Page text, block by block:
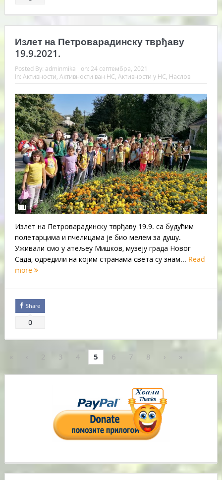
Излет на Петроварадинску тврђаву
19.9.2021.
Posted By: adminmika on: 24 септембра, 2021
In: Активности Активности ван НС Активности у НС Наслов
Излет на Петроварадинску тврђаву 19.9. са будућим
полетарцима и пчелицама је био мелем за душу.
Уживали смо у атељеу Мишков, музеју града Новог
Сада, одредили на којим странама света су знам... Read
more
Share
0
3 4 5 6 7 8 › »